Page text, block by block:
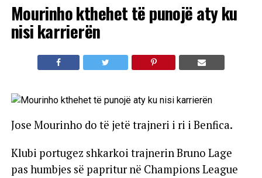
Mourinho kthehet të punojë aty ku
nisi karrierën
Jose Mourinho do të jetë trajneri i ri i Benfica.
Klubi portugez shkarkoi trajnerin Bruno Lage
pas humbjes së papritur në Champions League